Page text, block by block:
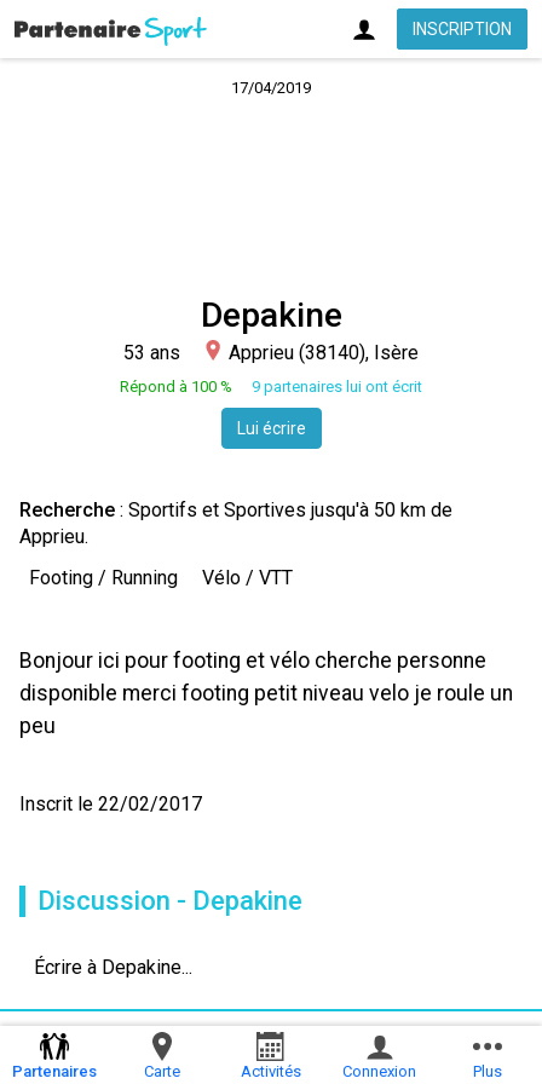
INSCRIPTION
17/04/2019
Depakine
53 ans Apprieu (38140), Isère
Répond à 100 % 9 partenaires lui ont écrit
Lui écrire
Recherche : Sportifs et Sportives jusqu'à 50 km de
Apprieu.
Footing / Running
Vélo / VTT
Bonjour ici pour footing et vélo cherche personne
disponible merci footing petit niveau velo je roule un
peu
Inscrit le 22/02/2017
Discussion - Depakine
Écrire à Depakine...
Partenaires Carte Activités Connexion Plus